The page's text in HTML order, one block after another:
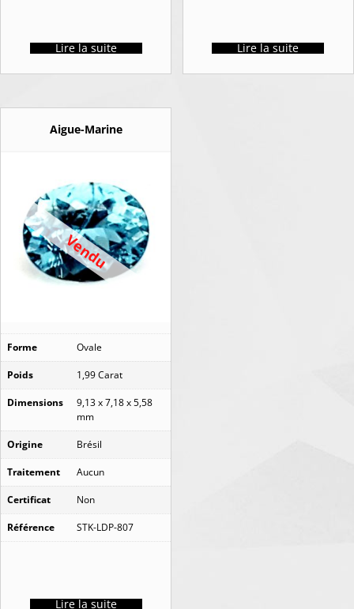
Lire la suite Lire la suite
Aigue-Marine
Vendu
Forme Ovale
Poids 1,99 Carat
Dimensions
9,13 x 7,18 x 5,58
mm
Origine Brésil
Traitement Aucun
Certificat Non
Référence STK-LDP-807
Lire la suite